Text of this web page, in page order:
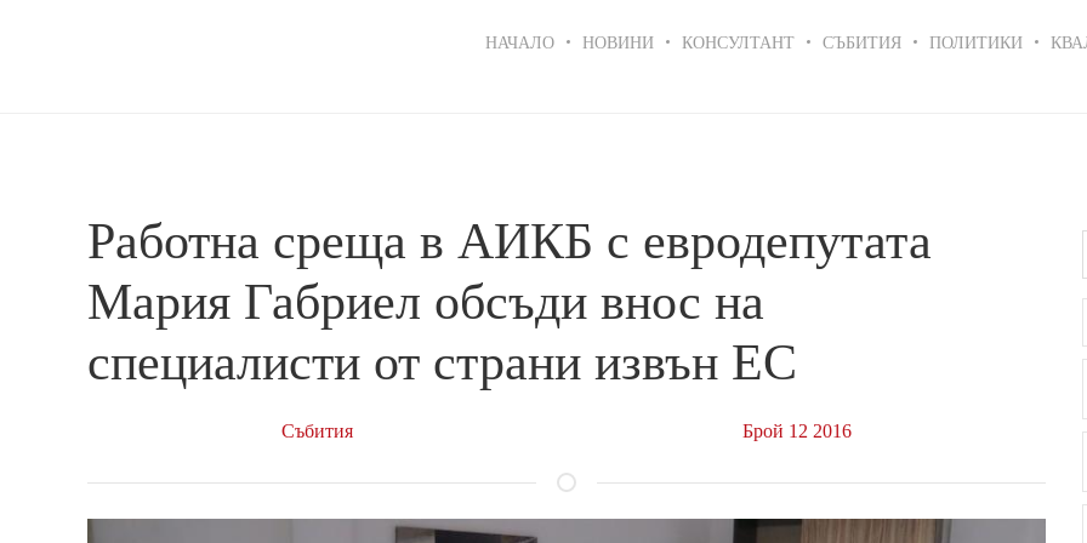
navigation
НАЧАЛО НОВИНИ КОНСУЛТАНТ СЪБИТИЯ ПОЛИТИКИ
Работна среща в АИКБ с евродепутата
Мария Габриел обсъди внос на
специалисти от страни извън ЕС
Събития Брой 12 2016